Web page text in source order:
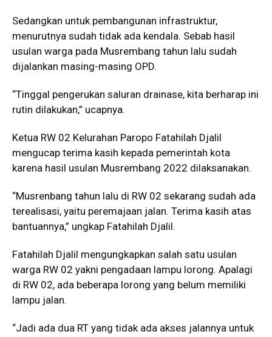
Sedangkan untuk pembangunan infrastruktur,
menurutnya sudah tidak ada kendala. Sebab hasil
usulan warga pada Musrembang tahun lalu sudah
dijalankan masing-masing OPD.
“Tinggal pengerukan saluran drainase, kita berharap ini
rutin dilakukan,” ucapnya.
Ketua RW 02 Kelurahan Paropo Fatahilah Djalil
mengucap terima kasih kepada pemerintah kota
karena hasil usulan Musrembang 2022 dilaksanakan.
“Musrenbang tahun lalu di RW 02 sekarang sudah ada
terealisasi, yaitu peremajaan jalan. Terima kasih atas
bantuannya,” ungkap Fatahilah Djalil.
Fatahilah Djalil mengungkapkan salah satu usulan
warga RW 02 yakni pengadaan lampu lorong. Apalagi
di RW 02, ada beberapa lorong yang belum memiliki
lampu jalan.
“Jadi ada dua RT yang tidak ada akses jalannya untuk